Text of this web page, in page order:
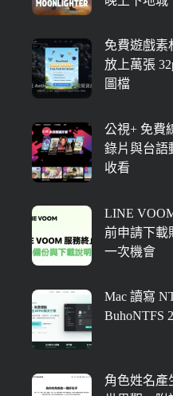
免費遊戲素
放上萬張
圖檔
公視+ 免費
錄片與台語
收看
LINE
前申請下載
一次機會
Mac 讀寫
BuhoNTFS
角色姓名產